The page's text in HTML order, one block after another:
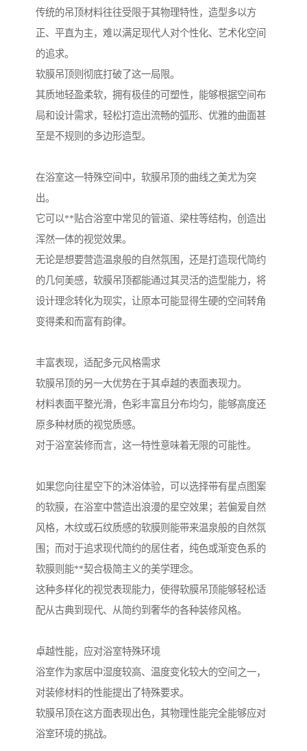
传统的吊顶材料往往受限于其物理特性，造型多以方
正、平直为主，难以满足现代人对个性化、艺术化空间
的追求。
软膜吊顶则彻底打破了这一局限。
其质地轻盈柔软，拥有极佳的可塑性，能够根据空间布
局和设计需求，轻松打造出流畅的弧形、优雅的曲面甚
至是不规则的多边形造型。
在浴室这一特殊空间中，软膜吊顶的曲线之美尤为突
出。
它可以**贴合浴室中常见的管道、梁柱等结构，创造出
浑然一体的视觉效果。
无论是想要营造温泉般的自然氛围，还是打造现代简约
的几何美感，软膜吊顶都能通过其灵活的造型能力，将
设计理念转化为现实，让原本可能显得生硬的空间转角
变得柔和而富有韵律。
丰富表现，适配多元风格需求
软膜吊顶的另一大优势在于其卓越的表面表现力。
材料表面平整光滑，色彩丰富且分布均匀，能够高度还
原多种材质的视觉质感。
对于浴室装修而言，这一特性意味着无限的可能性。
如果您向往星空下的沐浴体验，可以选择带有星点图案
的软膜，在浴室中营造出浪漫的星空效果；若偏爱自然
风格，木纹或石纹质感的软膜则能带来温泉般的自然氛
围；而对于追求现代简约的居住者，纯色或渐变色系的
软膜则能**契合极简主义的美学理念。
这种多样化的视觉表现能力，使得软膜吊顶能够轻松适
配从古典到现代、从简约到奢华的各种装修风格。
卓越性能，应对浴室特殊环境
浴室作为家居中湿度较高、温度变化较大的空间之一，
对装修材料的性能提出了特殊要求。
软膜吊顶在这方面表现出色，其物理性能完全能够应对
浴室环境的挑战。